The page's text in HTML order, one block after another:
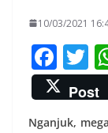
10/03/2021
F
ac
e
T
w
Post
Nganjuk,